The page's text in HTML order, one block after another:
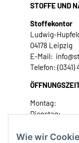
Wie wir
STOFFE UND
Stoffekontor
Ludwig-
04178 Leipzig
E-Mail:
Telefon: (0341)
Montag:
Dienstag:
Donnerstag: